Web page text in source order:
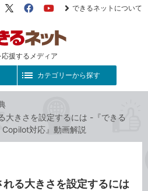
援するメディア
X（旧
FacebookYouTube
できるネットについて
カテゴリーから探す
大きさを設定するには -『できる
対応』動画解説
る大きさを設定するには